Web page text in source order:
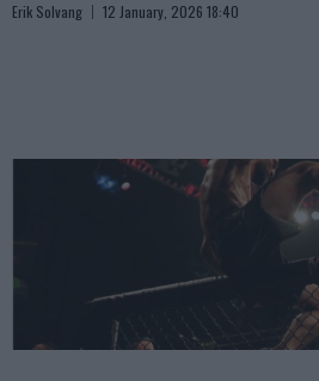
Erik Solvang 12 January, 2026 18:40